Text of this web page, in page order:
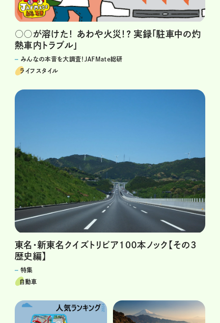
○○が溶けた！ あわや火災！？ 実録「駐車中の灼
熱車内トラブル」
みんなの本音を大調査！JAFMate総研
ライフスタイル
東名・新東名クイズトリビア100本ノック【その3
歴史編】
特集
自動車